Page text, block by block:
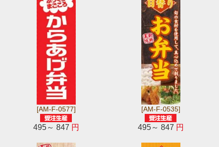
[AM-F-0577]
495～ 847 円
[AM-F-0535]
495～ 847 円